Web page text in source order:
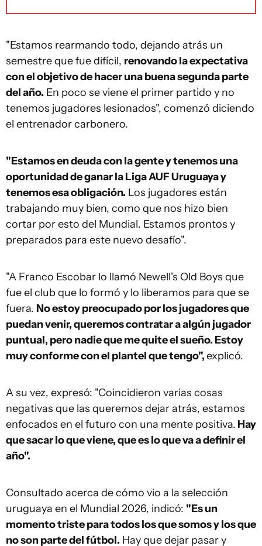
"Estamos rearmando todo, dejando atrás un
semestre que fue difícil, renovando la expectativa
con el objetivo de hacer una buena segunda parte
del año. En poco se viene el primer partido y no
tenemos jugadores lesionados", comenzó diciendo
el entrenador carbonero.
"Estamos en deuda con la gente y tenemos una
oportunidad de ganar la Liga AUF Uruguaya y
tenemos esa obligación. Los jugadores están
trabajando muy bien, como que nos hizo bien
cortar por esto del Mundial. Estamos prontos y
preparados para este nuevo desafío".
"A Franco Escobar lo llamó Newell's Old Boys que
fue el club que lo formó y lo liberamos para que se
fuera. No estoy preocupado por los jugadores que
puedan venir, queremos contratar a algún jugador
puntual, pero nadie que me quite el sueño. Estoy
muy conforme con el plantel que tengo",explicó.
A su vez, expresó: "Coincidieron varias cosas
negativas que las queremos dejar atrás, estamos
enfocados en el futuro con una mente positiva. Hay
que sacar lo que viene, que es lo que va a definir el
año".
Consultado acerca de cómo vio a la selección
uruguaya en el Mundial 2026, indicó: "Es un
momento triste para todos los que somos y los que
no son parte del fútbol. Hay que dejar pasar y